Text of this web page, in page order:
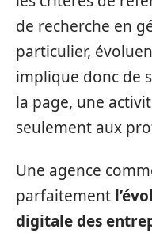
de recherche en
particulier,
implique donc de
la page, une
seulement aux
Une agence
parfaitement
digitale des